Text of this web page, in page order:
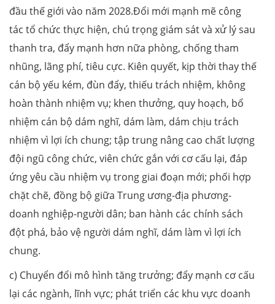
đầu thế giới vào năm 2028.Đổi mới mạnh mẽ công
tác tổ chức thực hiện, chú trọng giám sát và xử lý sau
thanh tra, đẩy mạnh hơn nữa phòng, chống tham
nhũng, lãng phí, tiêu cực. Kiên quyết, kịp thời thay thế
cán bộ yếu kém, đùn đẩy, thiếu trách nhiệm, không
hoàn thành nhiệm vụ; khen thưởng, quy hoạch, bổ
nhiệm cán bộ dám nghĩ, dám làm, dám chịu trách
nhiệm vì lợi ích chung; tập trung nâng cao chất lượng
đội ngũ công chức, viên chức gắn với cơ cấu lại, đáp
ứng yêu cầu nhiệm vụ trong giai đoạn mới; phối hợp
chặt chẽ, đồng bộ giữa Trung ương-địa phương-
doanh nghiệp-người dân; ban hành các chính sách
đột phá, bảo vệ người dám nghĩ, dám làm vì lợi ích
chung.
c) Chuyển đổi mô hình tăng trưởng; đẩy mạnh cơ cấu
lại các ngành, lĩnh vực; phát triển các khu vực doanh